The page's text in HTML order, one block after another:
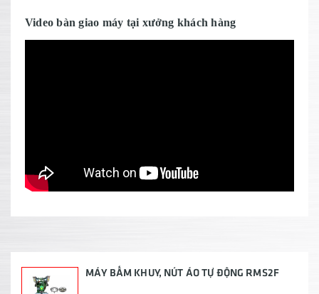
Video bàn giao máy tại xưởng khách hàng
MÁY BẤM KHUY, NÚT ÁO TỰ ĐỘNG RMS2F